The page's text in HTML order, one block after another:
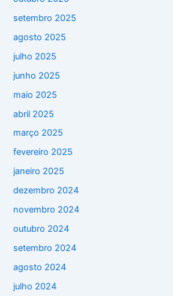
setembro 2025
agosto 2025
julho 2025
junho 2025
maio 2025
abril 2025
março 2025
fevereiro 2025
janeiro 2025
dezembro 2024
novembro 2024
outubro 2024
setembro 2024
agosto 2024
julho 2024